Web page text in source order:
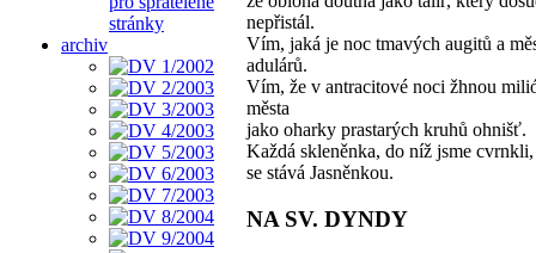
stránky
archiv
nepřistál.
Vím, jaká je noc tmavých augitů a
adulárů.
Vím, že v antracitové noci žhnou
města
jako oharky prastarých kruhů ohnišť.
Každá skleněnka, do níž jsme cvrnkli,
se stává Jasněnkou.
NA SV. DYNDY